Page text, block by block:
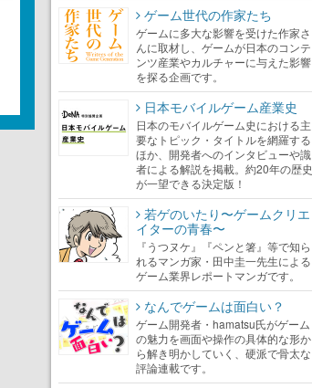
ゲーム世代の作家たち
ゲームに多大な影響を受けた作家さ
んに取材し、ゲームが日本のコンテ
ンツ産業やカルチャーに与えた影響
を探る企画です。
日本モバイルゲーム産業史
日本のモバイルゲーム史における主
要なトピック・タイトルを網羅する
ほか、開発者へのインタビューや識
者による解説を掲載。約20年の歴史
が一望できる決定版！
若ゲのいたり〜ゲームクリエ
イターの青春〜
『うつヌケ』『ペンと箸』等で知ら
れるマンガ家・田中圭一先生による
ゲーム業界レポートマンガです。
なんでゲームは面白い？
ゲーム開発者・hamatsu氏がゲーム
の魅力を画面や操作の具体的な形か
ら解き明かしていく、硬派で骨太な
評論連載です。